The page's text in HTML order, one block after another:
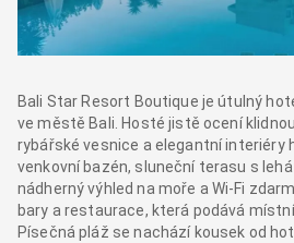
Bali Star Resort Boutique je útulný
ve městě Bali. Hosté jistě ocení
rybářské vesnice a elegantní interiéry
venkovní bazén, sluneční terasu s
nádherný výhled na moře a Wi-Fi
bary a restaurace, která podává
Písečná pláž se nachází kousek od